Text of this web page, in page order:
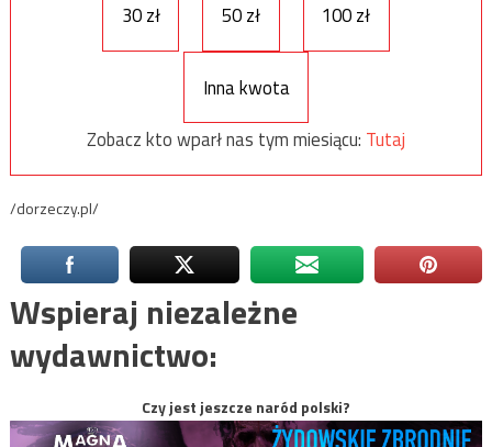
30 zł 50 zł 100 zł
Inna kwota
Zobacz kto wparł nas tym miesiącu: Tutaj
/dorzeczy.pl/
Wspieraj niezależne
wydawnictwo:
Czy jest jeszcze naród polski?